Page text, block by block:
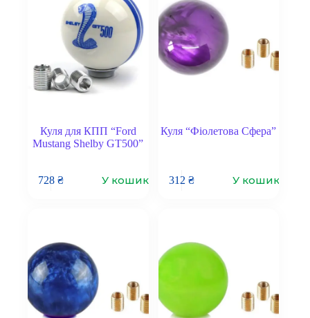
Куля для КПП “Ford
Mustang Shelby GT500”
728₴ У кошик
Куля “Фіолетова Сфера”
312 ₴ У кошик